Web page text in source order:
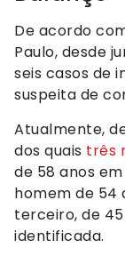
De acordo
Paulo, desde
seis casos de
suspeita de
Atualmente,
dos quais três
de 58 anos
homem de 54
terceiro, de
identificada.